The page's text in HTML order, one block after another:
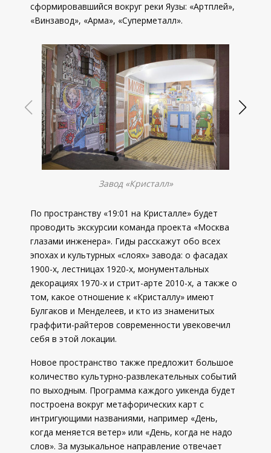
сформировавшийся вокруг реки Яузы: «Артплей»,
«Винзавод», «Арма», «Суперметалл».
Завод «Кристалл»
По пространству «19:01 на Кристалле» будет
проводить экскурсии команда проекта «Москва
глазами инженера». Гиды расскажут обо всех
эпохах и культурных «слоях» завода: о фасадах
1900-х, лестницах 1920-х, монументальных
декорациях 1970-х и стрит-арте 2010-х, а также о
том, какое отношение к «Кристаллу» имеют
Булгаков и Менделеев, и кто из знаменитых
граффити-райтеров современности увековечил
себя в этой локации.
Новое пространство также предложит большое
количество культурно-развлекательных событий
по выходным. Программа каждого уикенда будет
построена вокруг метафорических карт с
интригующими названиями, например «День,
когда меняется ветер» или «День, когда не надо
слов». За музыкальное направление отвечает